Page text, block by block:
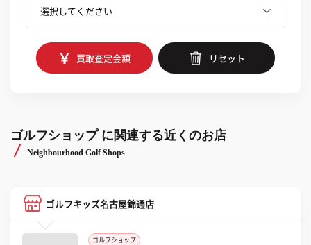
買取査定金額 リセット
ゴルフショップ に関連する近くのお店
Neighbourhood Golf Shops
ゴルフキッズ名古屋錦通店
ゴルフショップ